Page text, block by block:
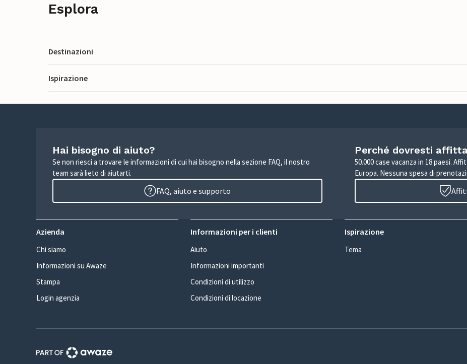
Esplora
Destinazioni
Ispirazione
Hai bisogno di aiuto?
Se non riesci a trovare le informazioni di cui hai bisogno nella sezione FAQ, il nostro
team sarà lieto di aiutarti.
FAQ, aiuto e supporto
Perché dovresti
50.000 case vacanza in 18 paesi.
Europa. Nessuna spesa di
Azienda
Chi siamo
Informazioni su Awaze
Stampa
Login agenzia
Informazioni per i clienti
Aiuto
Informazioni importanti
Condizioni di utilizzo
Condizioni di locazione
Ispirazione
Tema